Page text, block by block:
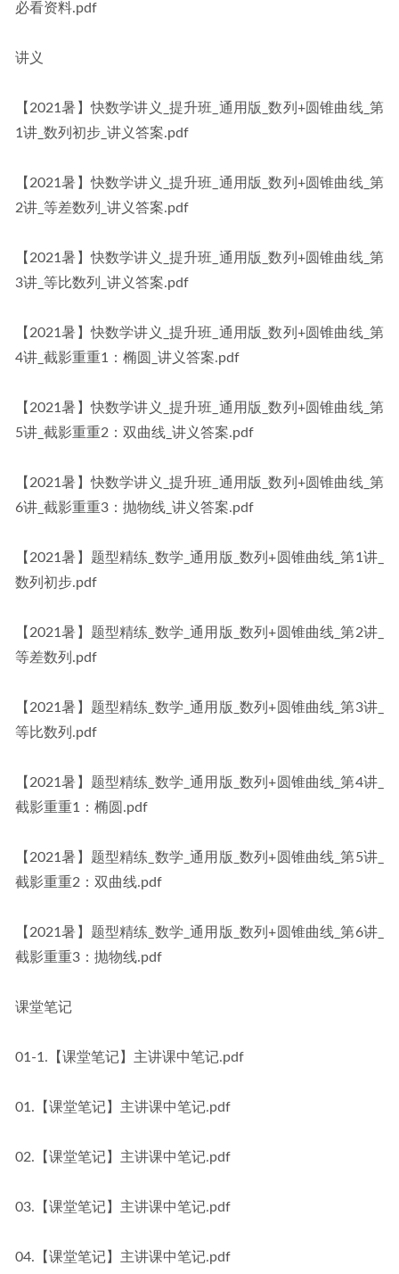
必看资料.pdf
讲义
【2021暑】快数学讲义_提升班_通用版_数列+圆锥曲线_第
1讲_数列初步_讲义答案.pdf
【2021暑】快数学讲义_提升班_通用版_数列+圆锥曲线_第
2讲_等差数列_讲义答案.pdf
【2021暑】快数学讲义_提升班_通用版_数列+圆锥曲线_第
3讲_等比数列_讲义答案.pdf
【2021暑】快数学讲义_提升班_通用版_数列+圆锥曲线_第
4讲_截影重重1：椭圆_讲义答案.pdf
【2021暑】快数学讲义_提升班_通用版_数列+圆锥曲线_第
5讲_截影重重2：双曲线_讲义答案.pdf
【2021暑】快数学讲义_提升班_通用版_数列+圆锥曲线_第
6讲_截影重重3：抛物线_讲义答案.pdf
【2021暑】题型精练_数学_通用版_数列+圆锥曲线_第1讲_
数列初步.pdf
【2021暑】题型精练_数学_通用版_数列+圆锥曲线_第2讲_
等差数列.pdf
【2021暑】题型精练_数学_通用版_数列+圆锥曲线_第3讲_
等比数列.pdf
【2021暑】题型精练_数学_通用版_数列+圆锥曲线_第4讲_
截影重重1：椭圆.pdf
【2021暑】题型精练_数学_通用版_数列+圆锥曲线_第5讲_
截影重重2：双曲线.pdf
【2021暑】题型精练_数学_通用版_数列+圆锥曲线_第6讲_
截影重重3：抛物线.pdf
课堂笔记
01-1.【课堂笔记】主讲课中笔记.pdf
01.【课堂笔记】主讲课中笔记.pdf
02.【课堂笔记】主讲课中笔记.pdf
03.【课堂笔记】主讲课中笔记.pdf
04.【课堂笔记】主讲课中笔记.pdf